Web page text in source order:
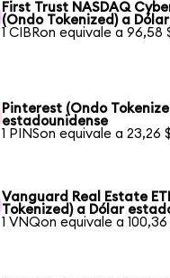
First Trust NASDAQ
(Ondo Tokenized) a
1 CIBRon equivale a 96,58
Pinterest (Ondo
estadounidense
1 PINSon equivale a 23,26 $
Vanguard Real Estate
Tokenized) a Dólar
1 VNQon equivale a 100,36